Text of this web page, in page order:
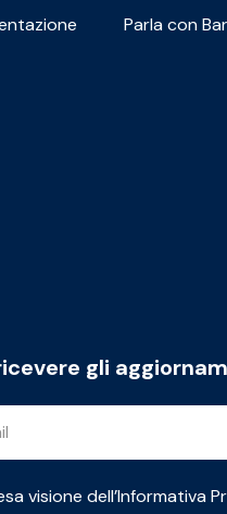
Parla con
gli
visione dell’Informativa